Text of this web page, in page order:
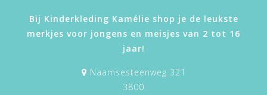
Bij Kinderkleding Kamélie shop je de leukste
merkjes voor jongens en meisjes van 2 tot 16
jaar!
Naamsesteenweg 321
3800